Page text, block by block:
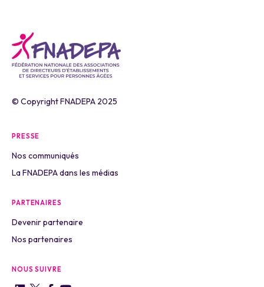
© Copyright FNADEPA 2025
PRESSE
Nos communiqués
La FNADEPA dans les médias
PARTENAIRES
Devenir partenaire
Nos partenaires
NOUS SUIVRE